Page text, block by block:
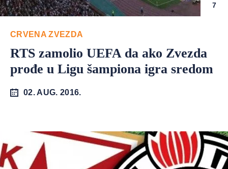
7
CRVENA ZVEZDA
RTS zamolio UEFA da ako Zvezda
prođe u Ligu šampiona igra sredom
02. AUG. 2016.